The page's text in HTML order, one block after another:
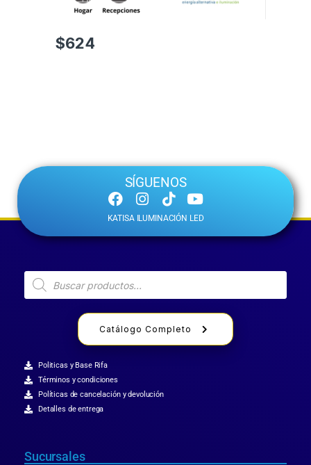
$624
SÍGUENOS
KATISA ILUMINACIÓN LED
Catálogo Completo
Politicas y Base Rifa
Términos y condiciones
Políticas de cancelación y devolución
Detalles de entrega
Sucursales